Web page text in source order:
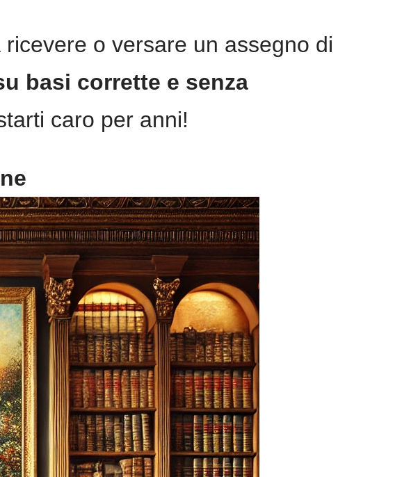
o versare un assegno di
basi corrette e senza
caro per anni!